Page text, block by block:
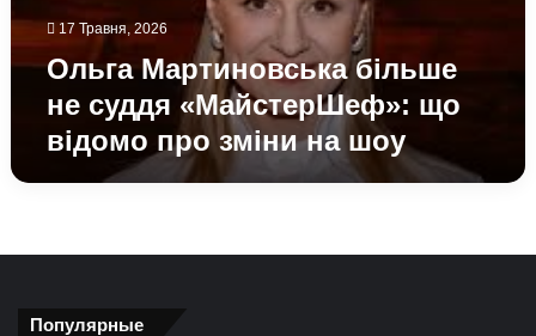
зміни
17 Травня, 2026
Ольга Мартиновська більше
не суддя «МайстерШеф»: що
відомо про зміни на шоу
Популярные